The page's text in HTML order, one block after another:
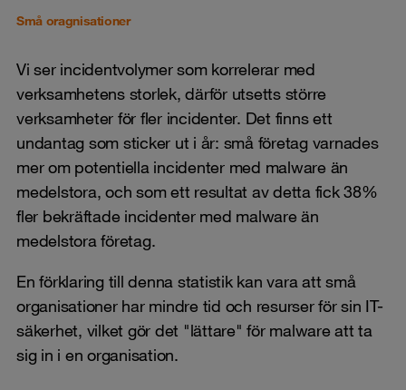
Små oragnisationer
Vi ser incidentvolymer som korrelerar med
verksamhetens storlek, därför utsetts större
verksamheter för fler incidenter. Det finns ett
undantag som sticker ut i år: små företag varnades
mer om potentiella incidenter med malware än
medelstora, och som ett resultat av detta fick 38%
fler bekräftade incidenter med malware än
medelstora företag.
En förklaring till denna statistik kan vara att små
organisationer har mindre tid och resurser för sin IT-
säkerhet, vilket gör det "lättare" för malware att ta
sig in i en organisation.